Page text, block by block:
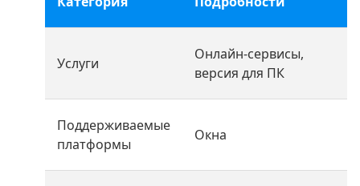
Услуги
Онлайн-сервисы,
версия для ПК
Поддерживаемые
платформы
Окна